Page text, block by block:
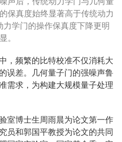
保真度始终显著高于传统动力
学门的操作保真度下降更明
显。
，频繁的比特校准不仅消耗大
误差。几何量子门的强噪声鲁
需求，为构建大规模量子处理
室博士生周雨晨为论文第一作
员和郭国平教授为论文的共同